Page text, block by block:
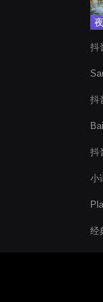
抖
抖
抖
小
经